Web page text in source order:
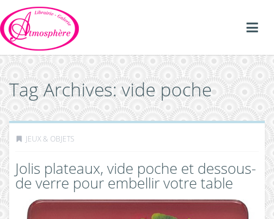
Tag Archives: vide poche
JEUX & OBJETS
Jolis plateaux, vide poche et dessous-
de verre pour embellir votre table